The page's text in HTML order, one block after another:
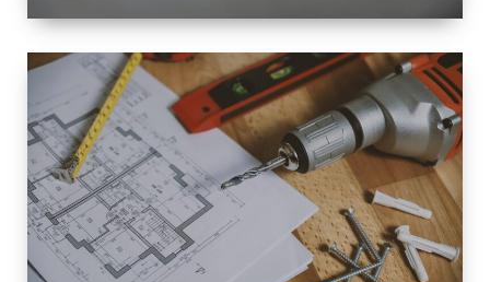
ESPACE
RÉNOVATION
INTÉRIEURE ET
EXTÉRIEURE